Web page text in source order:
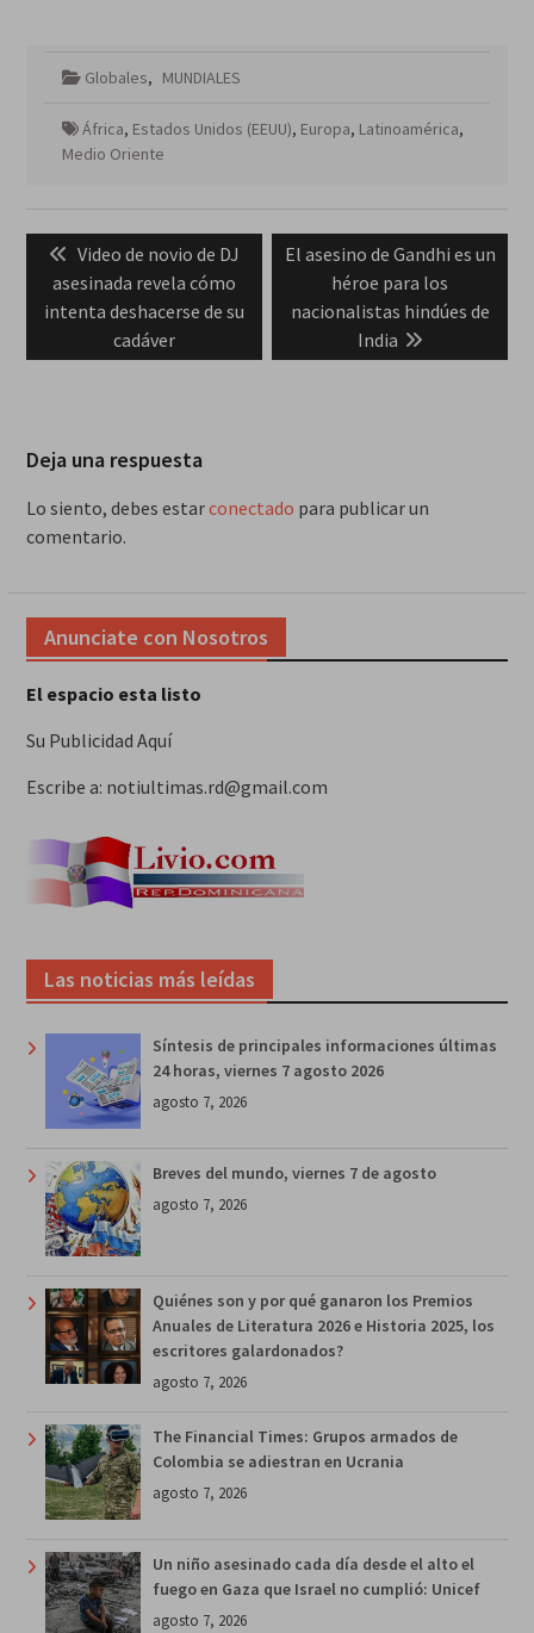
Globales, MUNDIALES
África, Estados Unidos (EEUU), Europa, Latinoamérica,
Medio Oriente
Navegación
entradas
Previous
post:
Video de novio de DJ
asesinada revela cómo
intenta deshacerse de su
cadáver
Next
El asesino de Gandhi es un
héroe para los
nacionalistas hindúes de
India
Deja una respuesta
Lo siento, debes estarconectado para publicar un
comentario.
Anunciate con Nosotros
El espacio esta listo
Su Publicidad Aquí
Escribe a: notiultimas.rd@gmail.com
Las noticias más leídas
Síntesis de principales informaciones últimas
24 horas, viernes 7 agosto 2026
agosto 7, 2026
Breves del mundo, viernes 7 de agosto
agosto 7, 2026
Quiénes son y por qué ganaron los Premios
Anuales de Literatura 2026 e Historia 2025, los
escritores galardonados?
agosto 7, 2026
The Financial Times: Grupos armados de
Colombia se adiestran en Ucrania
agosto 7, 2026
Un niño asesinado cada día desde el alto el
fuego en Gaza que Israel no cumplió: Unicef
agosto 7, 2026